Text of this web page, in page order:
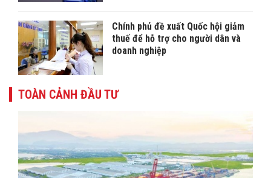
Chính phủ đề xuất Quốc hội giảm
thuế để hỗ trợ cho người dân và
doanh nghiệp
TOÀN CẢNH ĐẦU TƯ